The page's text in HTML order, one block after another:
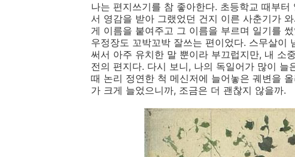
나는 편지쓰기를 참 좋아한다. 초등학교 때부
서 영감을 받아 그랬었던 건지 이른 사춘기가
게 이름을 붙여주고 그 이름을 부르며 일기를
우정장도 꼬박꼬박 잘쓰는 편이었다. 스무살이
써서 아주 유치한 말 뿐이라 부끄럽지만, 내 소
전의 편지다. 다시 보니, 나의 독일어가 많이
때 논리 정연한 척 메신저에 늘어놓은 궤변을
가 크게 늘었으니까, 조금은 더 괜찮지 않을까.